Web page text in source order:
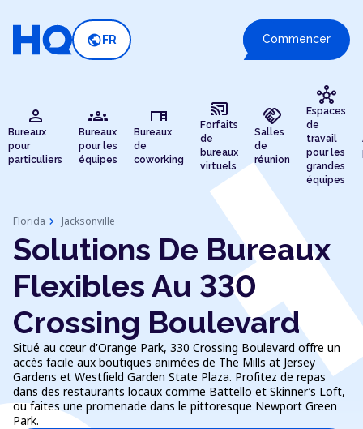
public FR Commencer
person
Bureaux
pour
particuliers
groups
Bureaux
pour les
équipes
desk
Bureaux
de
coworking
cast_connected
Forfaits
de
bureaux
virtuels
handshake
Salles
de
réunion
hub
Espaces
de
travail
pour les
grandes
équipes
Florida chevron_right Jacksonville
Solutions De Bureaux
Flexibles Au 330
Crossing Boulevard
Situé au cœur d'Orange Park, 330 Crossing Boulevard offre un
accès facile aux boutiques animées de The Mills at Jersey
Gardens et Westfield Garden State Plaza. Profitez de repas
dans des restaurants locaux comme Battello et Skinner’s Loft,
ou faites une promenade dans le pittoresque Newport Green
Park.